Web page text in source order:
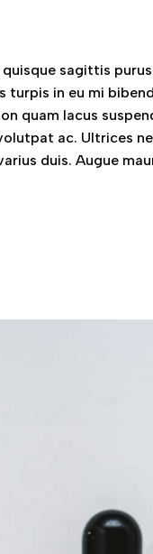
sagittis
turpis in eu mi
quam lacus
ac. Ultrices
duis. Augue